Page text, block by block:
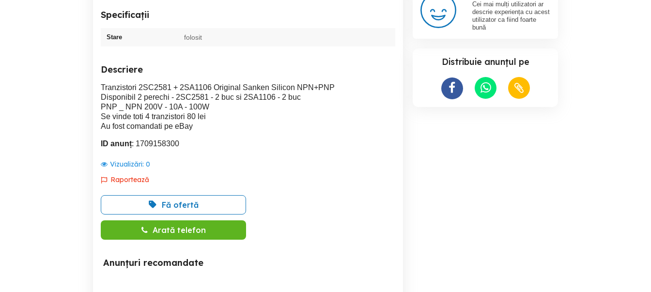
Specificații
Stare folosit
Descriere
Tranzistori 2SC2581 + 2SA1106 Original Sanken Silicon NPN+PNP
Disponibil 2 perechi - 2SC2581 - 2 buc si 2SA1106 - 2 buc
PNP _ NPN 200V - 10A - 100W
Se vinde toti 4 tranzistori 80 lei
Au fost comandati pe eBay
ID anunț: 1709158300
Vizualizări: 0
Raportează
Fă ofertă
Arată telefon
Anunțuri recomandate
Cei mai mulți utilizatori ar
descrie experiența cu acest
utilizator ca fiind foarte
bună
Distribuie anunțul pe